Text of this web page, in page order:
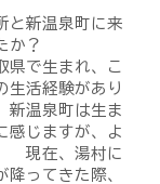
と新温泉町に来
か？
県で生まれ、こ
生活経験があり
新温泉町は生ま
感じますが、よ
現在、湯村に
ってきた際、